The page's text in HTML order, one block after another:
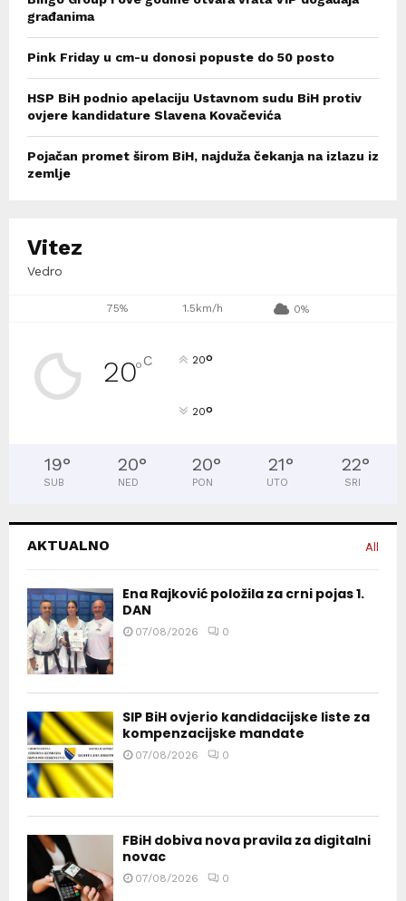
građanima
Pink Friday u cm-u donosi popuste do 50 posto
HSP BiH podnio apelaciju Ustavnom sudu BiH protiv
ovjere kandidature Slavena Kovačevića
Pojačan promet širom BiH, najduža čekanja na izlazu iz
zemlje
Vitez
Vedro
75% 1.5km/h 0%
20°C 20°
20°
19°
SUB
20°
NED
20°
PON
21°
UTO
22°
SRI
AKTUALNO All
Ena Rajković položila za crni pojas 1.
DAN
07/08/2026 0
SIP BiH ovjerio kandidacijske liste za
kompenzacijske mandate
07/08/2026 0
FBiH dobiva nova pravila za digitalni
novac
07/08/2026 0